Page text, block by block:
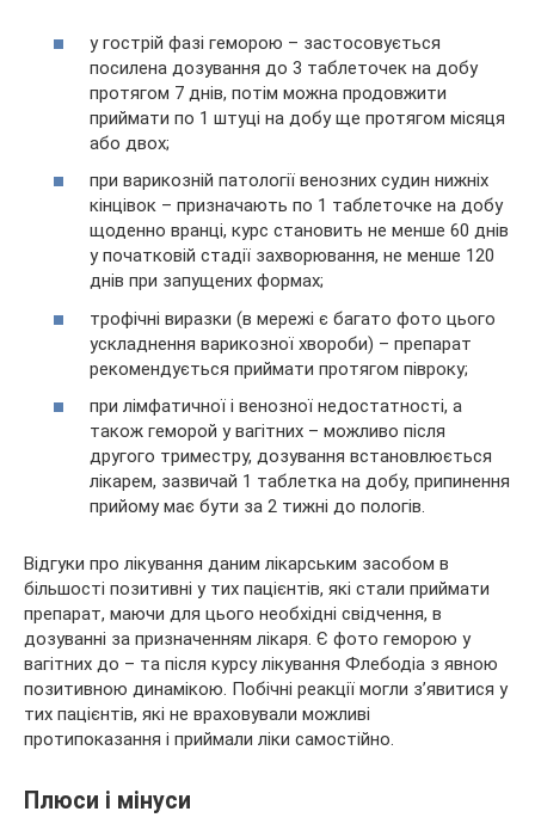
у гострій фазі геморою – застосовується
посилена дозування до 3 таблеточек на добу
протягом 7 днів, потім можна продовжити
приймати по 1 штуці на добу ще протягом місяця
або двох;
при варикозній патології венозних судин нижніх
кінцівок – призначають по 1 таблеточке на добу
щоденно вранці, курс становить не менше 60 днів
у початковій стадії захворювання, не менше 120
днів при запущених формах;
трофічні виразки (в мережі є багато фото цього
ускладнення варикозної хвороби) – препарат
рекомендується приймати протягом півроку;
при лімфатичної і венозної недостатності, а
також геморой у вагітних – можливо після
другого триместру, дозування встановлюється
лікарем, зазвичай 1 таблетка на добу, припинення
прийому має бути за 2 тижні до пологів.
Відгуки про лікування даним лікарським засобом в
більшості позитивні у тих пацієнтів, які стали приймати
препарат, маючи для цього необхідні свідчення, в
дозуванні за призначенням лікаря. Є фото геморою у
вагітних до – та після курсу лікування Флебодіа з явною
позитивною динамікою. Побічні реакції могли з’явитися у
тих пацієнтів, які не враховували можливі
протипоказання і приймали ліки самостійно.
Плюси і мінуси